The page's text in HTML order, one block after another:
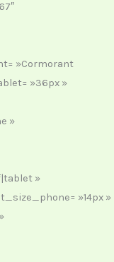
»Cormorant
»36px »
»
»
»14px »